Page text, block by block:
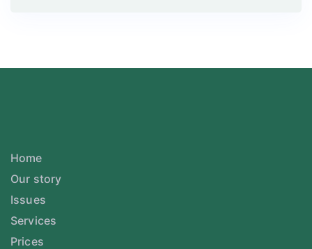
Home
Our story
Issues
Services
Prices